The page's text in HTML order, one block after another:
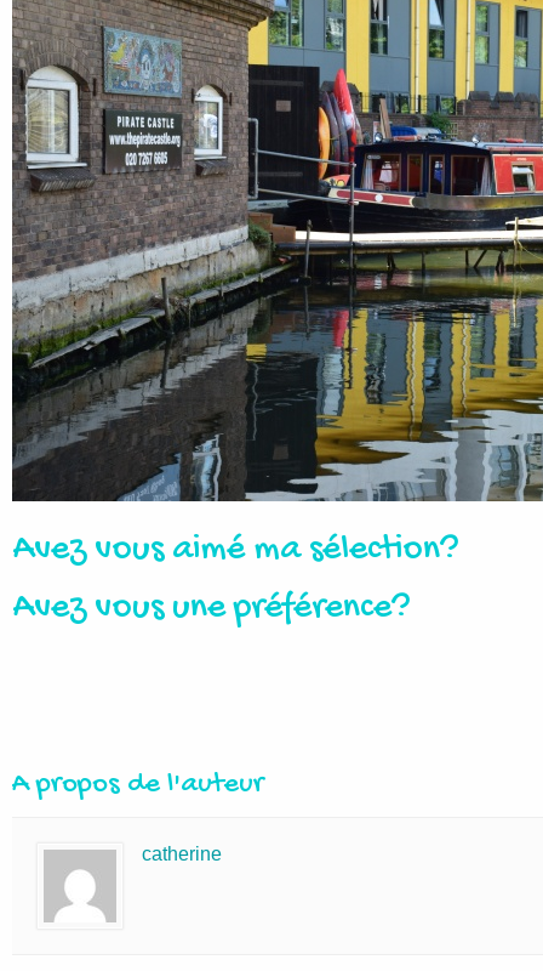
Avez vous aimé ma sélection?
Avez vous une préférence?
A propos de l'auteur
catherine